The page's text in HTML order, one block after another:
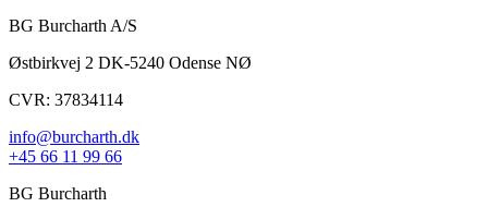
BG Burcharth A/S
Østbirkvej 2 DK-5240 Odense NØ
CVR: 37834114
info@burcharth.dk
+45 66 11 99 66
BG Burcharth